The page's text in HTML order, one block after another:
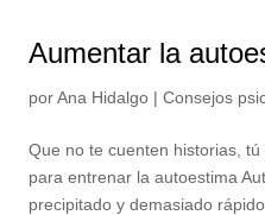
Aumentar la
porAna Hidalgo |Consejos
Que no te cuenten historias,
para entrenar la autoestima
precipitado y demasiado